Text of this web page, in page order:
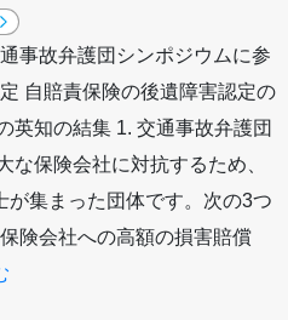
事故弁護団シンポジウムに参
自賠責保険の後遺障害認定の
英知の結集 1. 交通事故弁護団
な保険会社に対抗するため、
集まった団体です。次の3つ
険会社への高額の損害賠償